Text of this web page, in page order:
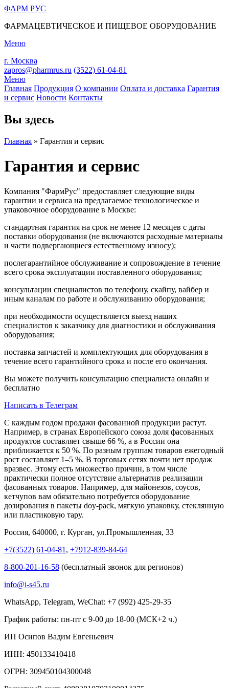
ФАРМ РУС
ФАРМАЦЕВТИЧЕСКОЕ И ПИЩЕВОЕ ОБОРУДОВАНИЕ
Меню
г. Москва
zapros@pharmrus.ru (3522) 61-04-81
Меню
Главная Продукция О компании Оплата и доставка Гарантия
и сервис Новости Контакты
Вы здесь
Главная » Гарантия и сервис
Гарантия и сервис
Компания "ФармРус" предоставляет следующие виды
гарантии и сервиса на предлагаемое технологическое и
упаковочное оборудование в Москве:
стандартная гарантия на срок не менее 12 месяцев с даты
поставки оборудования (не включаются расходные материалы
и части подвергающиеся естественному износу);
послегарантийное обслуживание и сопровождение в течение
всего срока эксплуатации поставленного оборудования;
консультации специалистов по телефону, скайпу, вайбер и
иным каналам по работе и обслуживанию оборудования;
при необходимости осуществляется выезд наших
специалистов к заказчику для диагностики и обслуживания
оборудования;
поставка запчастей и комплектующих для оборудования в
течение всего гарантийного срока и после его окончания.
Вы можете получить консультацию специалиста онлайн и
бесплатно
Написать в Телеграм
С каждым годом продажи фасованной продукции растут.
Например, в странах Европейского союза доля фасованных
продуктов составляет свыше 66 %, а в России она
приближается к 50 %. По разным группам товаров ежегодный
рост составляет 1–5 %. В торговых сетях почти нет продаж
вразвес. Этому есть множество причин, в том числе
практически полное отсутствие альтернатив реализации
фасованных товаров. Например, для майонезов, соусов,
кетчупов вам обязательно потребуется оборудование
дозирования в пакеты doy-pack, мягкую упаковку, стеклянную
или пластиковую тару.
Россия, 640000, г. Курган, ул.Промышленная, 33
+7(3522) 61-04-81 , +7912-839-84-64
8-800-201-16-58 (бесплатный звонок для регионов)
info@i-s45.ru
WhatsApp, Telegram, WeChat: +7 (992) 425-29-35
График работы: пн-пт с 9-00 до 18-00 (МСК+2 ч.)
ИП Осипов Вадим Евгеньевич
ИНН: 450133410418
ОГРН: 309450104300048